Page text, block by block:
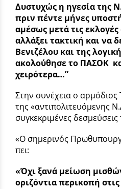
Δυστυχώς η ηγεσία της
πριν πέντε μήνες
αμέσως μετά τις
αλλάξει τακτική και να
Βενιζέλου και της
ακολούθησε το ΠΑΣΟΚ
χειρότερα…”
Στην συνέχεια ο
της «αντιπολιτευόμενης
συγκεκριμένες δεσμεύσεις
«Ο σημερινός
πει:
«Όχι ξανά μείωση
οριζόντια περικοπή